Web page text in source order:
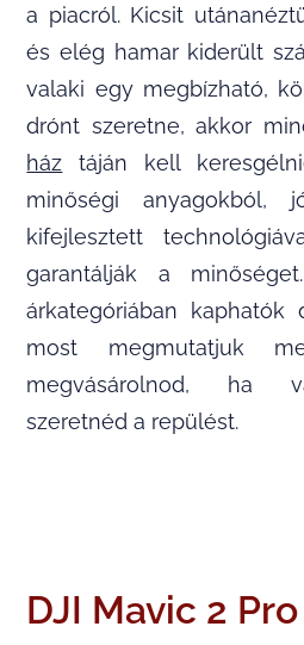
a piacról. Kicsit
és elég hamar kiderült
valaki egy megbízható,
drónt szeretne, akkor
ház táján kell
minőségi anyagokból,
kifejlesztett
garantálják a
árkategóriában kaphatók
most megmutatjuk
megvásárolnod, ha
szeretnéd a repülést.
DJI Mavic 2 Pro